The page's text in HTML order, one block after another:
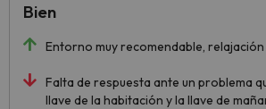
Entorno muy recomendable,
Falta de respuesta ante un problema
llave de la habitación y la llave de
Bien